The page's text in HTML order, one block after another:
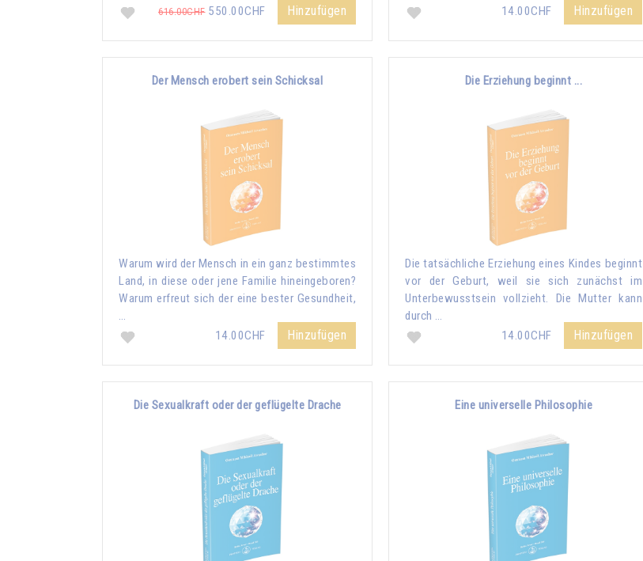
616.00CHF550.00CHF Hinzufügen
14.00CHF
Hinzufügen
Der Mensch erobert sein Schicksal
Warum wird der Mensch in ein ganz bestimmtes
Land, in diese oder jene Familie hineingeboren?
Warum erfreut sich der eine bester Gesundheit,
…
14.00CHF
Hinzufügen
Die Erziehung beginnt ...
Die tatsächliche Erziehung eines Kindes beginnt
vor der Geburt, weil sie sich zunächst im
Unterbewusstsein vollzieht. Die Mutter kann
durch …
14.00CHF
Hinzufügen
Die Sexualkraft oder der geflügelte Drache Eine universelle Philosophie